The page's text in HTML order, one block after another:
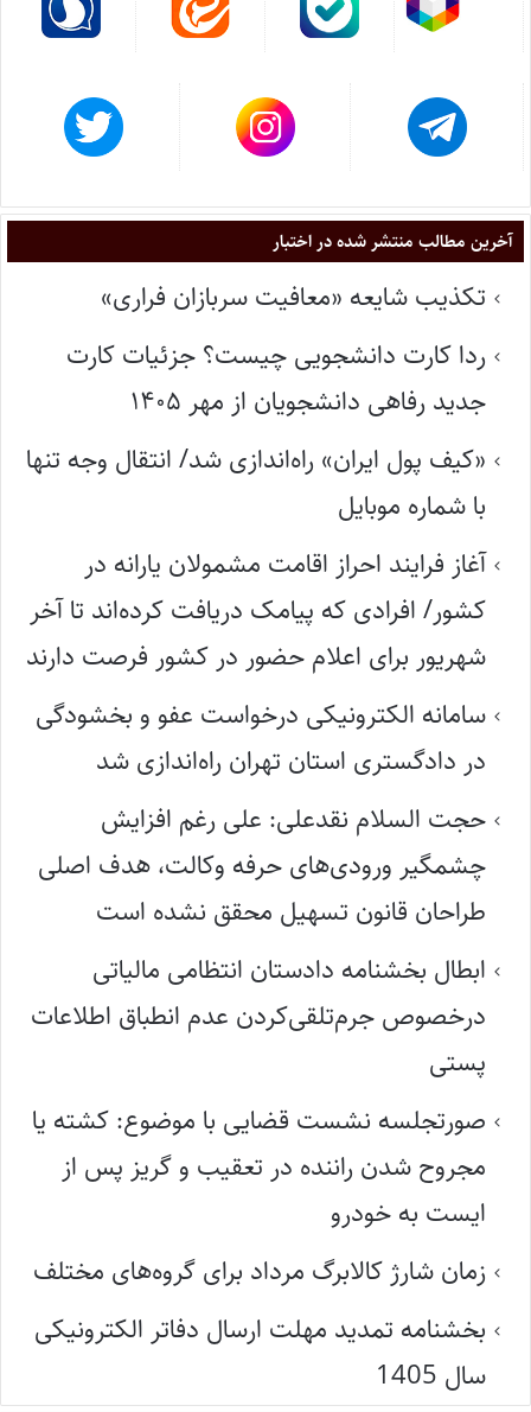
آخرین مطالب منتشر شده در اختبار
تکذیب شایعه «معافیت سربازان فراری»
ردا کارت دانشجویی چیست؟ جزئیات کارت
جدید رفاهی دانشجویان از مهر ۱۴۰۵
«کیف پول ایران» راه‌اندازی شد/ انتقال وجه تنها
با شماره موبایل
آغاز فرایند احراز اقامت مشمولان یارانه در
کشور/ افرادی که پیامک دریافت کرده‌اند تا آخر
شهریور برای اعلام حضور در کشور فرصت دارند
سامانه الکترونیکی درخواست عفو و بخشودگی
در دادگستری استان تهران راه‌اندازی شد
حجت السلام نقدعلی: علی رغم افزایش
چشمگیر ورودی‌های حرفه وکالت، هدف اصلی
طراحان قانون تسهیل محقق نشده است
ابطال بخشنامه دادستان انتظامی مالیاتی
درخصوص جرم‌تلقی‌کردن عدم انطباق اطلاعات
پستی
صورتجلسه نشست قضایی با موضوع: کشته یا
مجروح شدن راننده در تعقیب و گریز پس از
ایست به خودرو
زمان شارژ کالابرگ مرداد برای گروه‌های مختلف
بخشنامه تمدید مهلت ارسال دفاتر الکترونیکی
سال 1405